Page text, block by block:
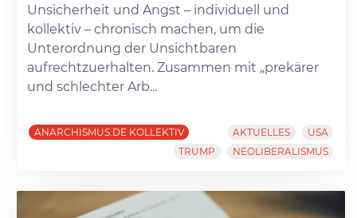
Unsicherheit und Angst – individuell und
kollektiv – chronisch machen, um die
Unterordnung der Unsichtbaren
aufrechtzuerhalten. Zusammen mit „prekärer
und schlechter Arb...
ANARCHISMUS.DE KOLLEKTIV AKTUELLES
USA
TRUMP
NEOLIBERALISMUS